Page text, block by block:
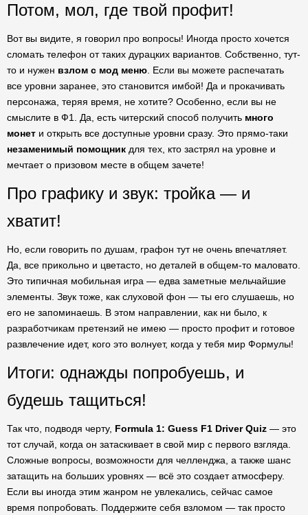
Потом, мол, где твой профит!
Вот вы видите, я говорил про вопросы! Иногда просто хочется
сломать телефон от таких дурацких вариантов. Собственно, тут-
то и нужен взлом с мод меню . Если вы можете распечатать
все уровни заранее, это становится имбой! Да и прокачивать
персонажа, теряя время, не хотите? Особенно, если вы не
смыслите в Ф1. Да, есть читерский способ получить много
монет и открыть все доступные уровни сразу. Это прямо-таки
незаменимый помощник для тех, кто застрял на уровне и
мечтает о призовом месте в общем зачете!
Про графику и звук: тройка — и
хватит!
Но, если говорить по душам, графон тут не очень впечатляет.
Да, все прикольно и цветасто, но деталей в общем-то маловато.
Это типичная мобильная игра — едва заметные мельчайшие
элементы. Звук тоже, как слуховой фон — ты его слушаешь, но
его не запоминаешь. В этом направлении, как ни было, к
разработчикам претензий не имею — просто профит и готовое
развлечение идет, кого это волнует, когда у тебя мир Формулы!
Итоги: однажды попробуешь, и
будешь тащиться!
Так что, подводя черту, Formula 1: Guess F1 Driver Quiz — это
тот случай, когда он затаскивает в свой мир с первого взгляда.
Сложные вопросы, возможности для челленджа, а также шанс
затащить на больших уровнях — всё это создает атмосферу.
Если вы иногда этим жанром не увлекались, сейчас самое
время попробовать. Поддержите себя взломом — так просто